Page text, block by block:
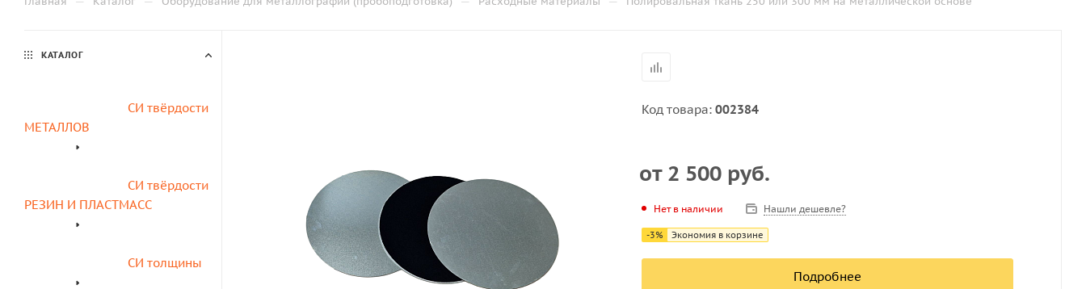
Код товара: 002384
от 2 500 руб.
Нет в наличии Нашли дешевле?
-3% Экономия в корзине
Подробнее
КАТАЛОГ
СИ твёрдости
МЕТАЛЛОВ
СИ твёрдости
РЕЗИН И ПЛАСТМАСС
СИ толщины